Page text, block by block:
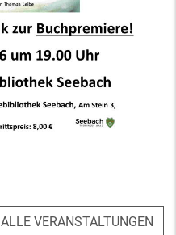
ALLE VERANSTALTUNGEN